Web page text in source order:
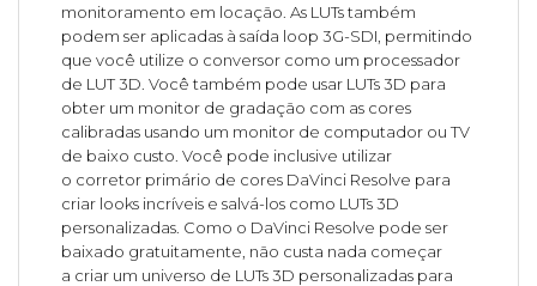
monitoramento em locação. As LUTs também
podem ser aplicadas à saída loop 3G-SDI, permitindo
que você utilize o conversor como um processador
de LUT 3D. Você também pode usar LUTs 3D para
obter um monitor de gradação com as cores
calibradas usando um monitor de computador ou TV
de baixo custo. Você pode inclusive utilizar
o corretor primário de cores DaVinci Resolve para
criar looks incríveis e salvá-los como LUTs 3D
personalizadas. Como o DaVinci Resolve pode ser
baixado gratuitamente, não custa nada começar
a criar um universo de LUTs 3D personalizadas para